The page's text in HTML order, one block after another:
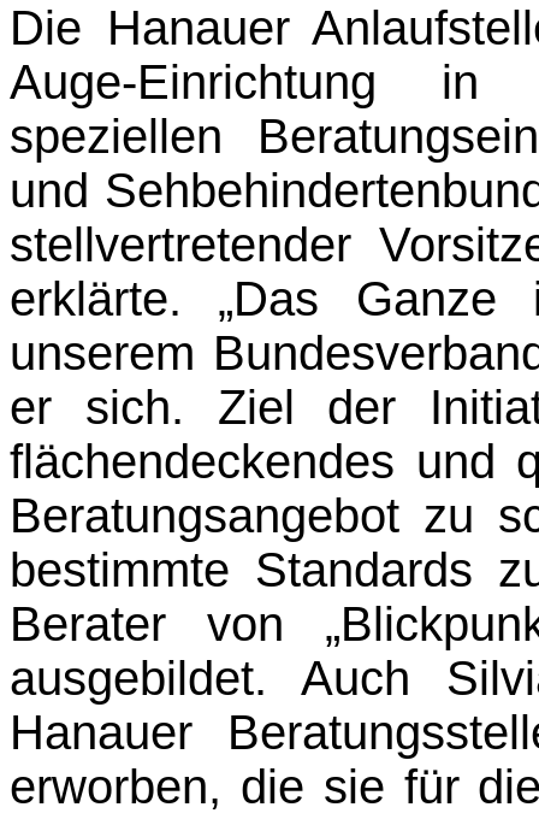
Die Hanauer
Auge-Einrichtung in
speziellen
und
stellvertretender
erklärte. „Das
unserem
er sich. Ziel der
flächendeckendes und
Beratungsangebot zu
bestimmte Standards
Berater von
ausgebildet. Auch
Hanauer
erworben, die sie für